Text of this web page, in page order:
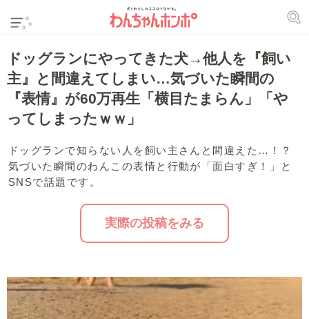
ドッグランにやってきた犬→他人を『飼い
主』と間違えてしまい…気づいた瞬間の
『表情』が60万再生「横目たまらん」「や
ってしまったｗｗ」
ドッグランで知らない人を飼い主さんと間違えた…！？
気づいた瞬間のわんこの表情と行動が「面白すぎ！」と
SNSで話題です。
実際の投稿をみる